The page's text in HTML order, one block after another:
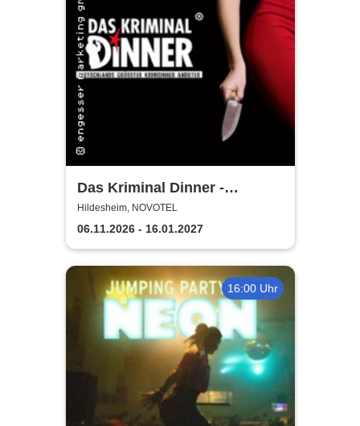
Das Kriminal Dinner -
Testament à la Carte
Hildesheim, NOVOTEL
06.11.2026 - 16.01.2027
16:00 Uhr